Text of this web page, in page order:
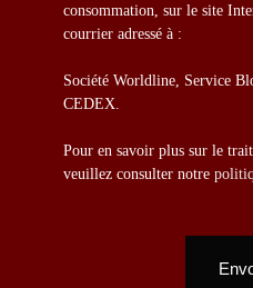
consommation, sur le site
courrier adressé à :
Société Worldline, Service
CEDEX.
Pour en savoir plus sur le
veuillez consulter notre